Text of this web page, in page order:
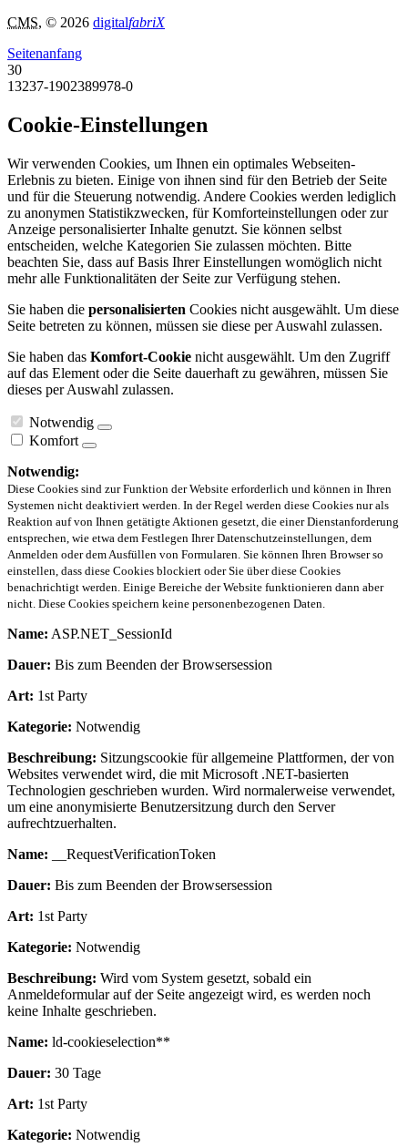
CMS, © 2026 digitalfabriX
Seitenanfang
30
13237-1902389978-0
Cookie-Einstellungen
Wir verwenden Cookies, um Ihnen ein optimales Webseiten-
Erlebnis zu bieten. Einige von ihnen sind für den Betrieb der Seite
und für die Steuerung notwendig. Andere Cookies werden lediglich
zu anonymen Statistikzwecken, für Komforteinstellungen oder zur
Anzeige personalisierter Inhalte genutzt. Sie können selbst
entscheiden, welche Kategorien Sie zulassen möchten. Bitte
beachten Sie, dass auf Basis Ihrer Einstellungen womöglich nicht
mehr alle Funktionalitäten der Seite zur Verfügung stehen.
Sie haben die personalisierten Cookies nicht ausgewählt. Um diese
Seite betreten zu können, müssen sie diese per Auswahl zulassen.
Sie haben das Komfort-Cookie nicht ausgewählt. Um den Zugriff
auf das Element oder die Seite dauerhaft zu gewähren, müssen Sie
dieses per Auswahl zulassen.
Notwendig
Komfort
Notwendig:
Diese Cookies sind zur Funktion der Website erforderlich und können in Ihren
Systemen nicht deaktiviert werden. In der Regel werden diese Cookies nur als
Reaktion auf von Ihnen getätigte Aktionen gesetzt, die einer Dienstanforderung
entsprechen, wie etwa dem Festlegen Ihrer Datenschutzeinstellungen, dem
Anmelden oder dem Ausfüllen von Formularen. Sie können Ihren Browser so
einstellen, dass diese Cookies blockiert oder Sie über diese Cookies
benachrichtigt werden. Einige Bereiche der Website funktionieren dann aber
nicht. Diese Cookies speichern keine personenbezogenen Daten.
Name: ASP.NET_SessionId
Dauer: Bis zum Beenden der Browsersession
Art: 1st Party
Kategorie: Notwendig
Beschreibung: Sitzungscookie für allgemeine Plattformen, der von
Websites verwendet wird, die mit Microsoft .NET-basierten
Technologien geschrieben wurden. Wird normalerweise verwendet,
um eine anonymisierte Benutzersitzung durch den Server
aufrechtzuerhalten.
Name: __RequestVerificationToken
Dauer: Bis zum Beenden der Browsersession
Art: 1st Party
Kategorie: Notwendig
Beschreibung: Wird vom System gesetzt, sobald ein
Anmeldeformular auf der Seite angezeigt wird, es werden noch
keine Inhalte geschrieben.
Name: ld-cookieselection**
Dauer: 30 Tage
Art: 1st Party
Kategorie: Notwendig